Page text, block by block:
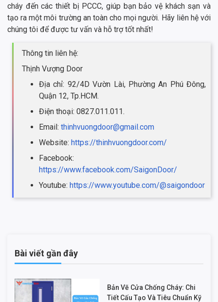
cháy đến các thiết bị PCCC, giúp bạn bảo vệ khách sạn và
tạo ra một môi trường an toàn cho mọi người. Hãy liên hệ với
chúng tôi để được tư vấn và hỗ trợ tốt nhất!
Thông tin liên hệ:
Thịnh Vượng Door
Địa chỉ: 92/4D Vườn Lài, Phường An Phú Đông,
Quận 12, Tp.HCM.
Điện thoại: 0827.011.011.
Email: thinhvuongdoor@gmail.com
Website: https://thinhvuongdoor.com/
Facebook:
https://www.facebook.com/SaigonDoor/
Youtube: https://www.youtube.com/@saigondoor
Bài viết gần đây
Bản Vẽ Cửa Chống Cháy: Chi
Tiết Cấu Tạo Và Tiêu Chuẩn Kỹ